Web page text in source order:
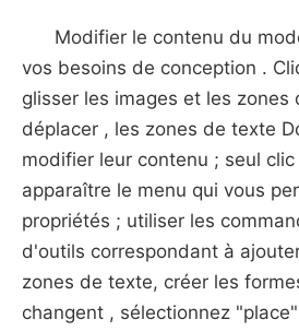
Modifier le contenu du
vos besoins de conception .
glisser les images et les zones
déplacer , les zones de texte
modifier leur contenu ; seul
apparaître le menu qui vous
propriétés ; utiliser les
d'outils correspondant à
zones de texte, créer les
changent , sélectionnez